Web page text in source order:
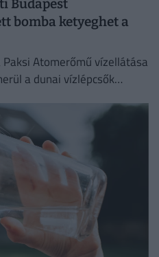
Budapest
bomba ketyeghet a
Atomerőmű vízellátása
a dunai vízlépcsők